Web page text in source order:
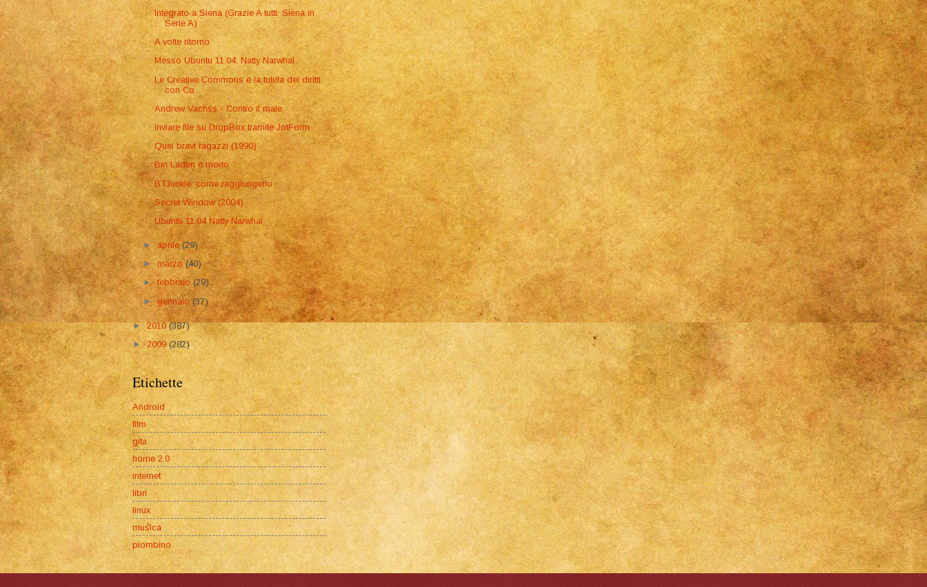
Integrato a Siena (Grazie A tutti: Siena in
Serie A)
A volte ritorno
Messo Ubuntu 11.04: Natty Narwhal
Le Creative Commons e la tutela dei diritti
con Co...
Andrew Vachss - Contro il male
Inviare file su DropBox tramite JotForm
Quei bravi ragazzi (1990)
Bin Laden è morto
BTJunkie: come raggiungerlo
Secret Window (2004)
Ubuntu 11.04 Natty Narwhal
►aprile(29)
►marzo(40)
►febbraio(29)
►gennaio(37)
►2010(387)
►2009(282)
Etichette
Android
film
gita
home 2.0
internet
libri
linux
musica
piombino